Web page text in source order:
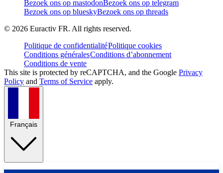
Bezoek ons op mastodonBezoek ons op telegram
Bezoek ons op blueskyBezoek ons op threads
© 2026 Euractiv FR. All rights reserved.
Politique de confidentialitéPolitique cookies
Conditions généralesConditions d’abonnement
Conditions de vente
This site is protected by reCAPTCHA, and the Google Privacy
Policy and Terms of Service apply.
Français